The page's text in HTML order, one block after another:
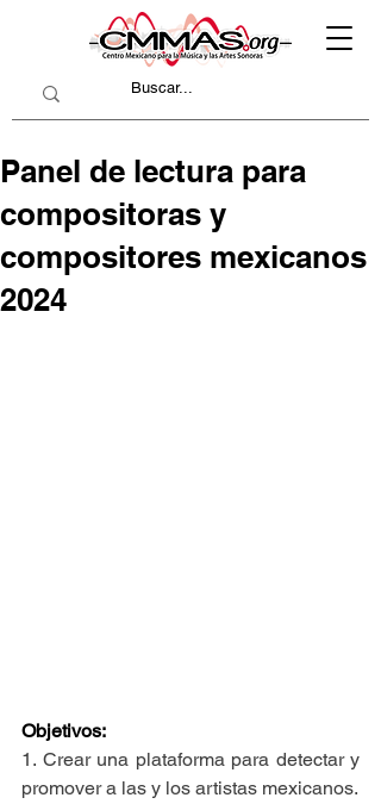
Panel de lectura para
compositoras y
compositores mexicanos
2024
Objetivos:
1. Crear una plataforma para detectar y
promover a las y los artistas mexicanos.